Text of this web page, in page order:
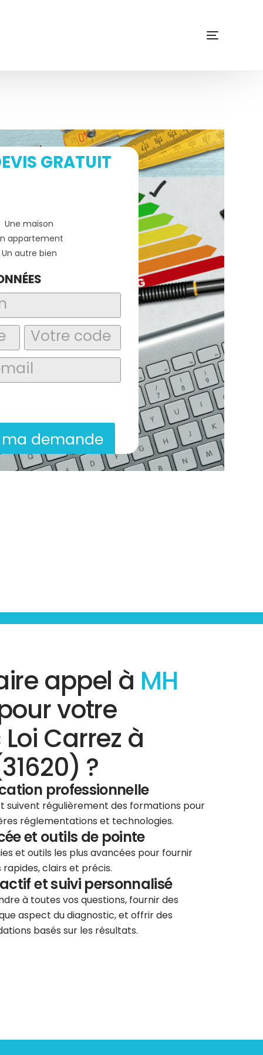
GRATUIT
Une maison
appartement
Un autre bien
ma demande
appel à MH
votre
Carrez à
?
professionnelle
suivent régulièrement des formations pour
réglementations et technologies.
et outils de pointe
et outils les plus avancées pour fournir
clairs et précis.
et suivi personnalisé
à toutes vos questions, fournir des
aspect du diagnostic, et offrir des
basés sur les résultats.